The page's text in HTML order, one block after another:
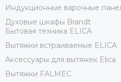
Индукционные варочные
Духовые шкафы Brandt
Бытовая техника ELICA
Вытяжки встраиваемые ELICA
Аксессуары для вытяжек Elica
Вытяжки FALMEC